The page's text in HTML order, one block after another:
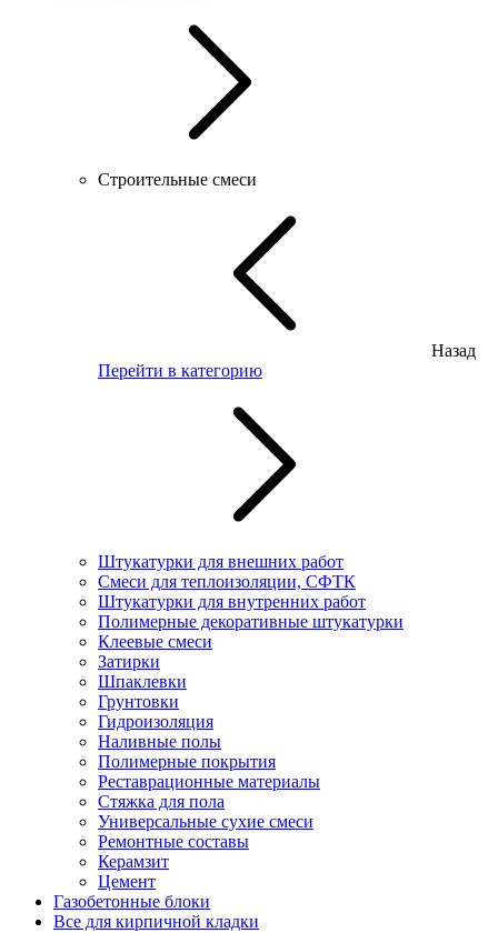
Строительные смеси
Назад
Перейти в категорию
Штукатурки для внешних работ
Смеси для теплоизоляции, СФТК
Штукатурки для внутренних работ
Полимерные декоративные штукатурки
Клеевые смеси
Затирки
Шпаклевки
Грунтовки
Гидроизоляция
Наливные полы
Полимерные покрытия
Реставрационные материалы
Стяжка для пола
Универсальные сухие смеси
Ремонтные составы
Керамзит
Цемент
Газобетонные блоки
Все для кирпичной кладки